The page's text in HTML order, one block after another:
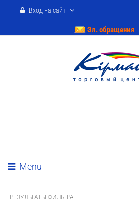
Вход на сайт
Эл. обращения
Menu
РЕЗУЛЬТАТЫ ФИЛЬТРА